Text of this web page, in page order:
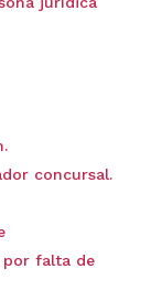
concursal.
por falta de